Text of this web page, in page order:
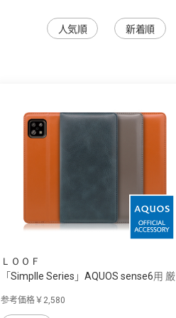
人気順 新着順
ＬＯＯＦ
「Simplle Series」AQUOS sense6用 厳
参考価格￥2,580